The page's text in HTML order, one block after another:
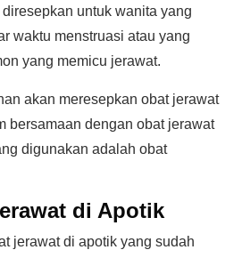
untuk wanita yang
waktu menstruasi atau yang
yang memicu jerawat.
akan meresepkan obat jerawat
bersamaan dengan obat jerawat
digunakan adalah obat
di Apotik
jerawat di apotik yang sudah